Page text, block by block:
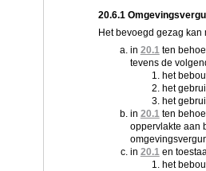
20.6.1
Het bevoegd gezag
in 20.1 ten
tevens de
het
het
het
in 20.1 ten
oppervlakte aan
in 20.1 en
het